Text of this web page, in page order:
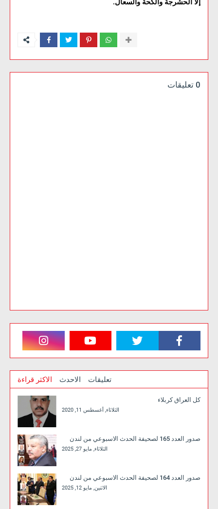
إلا الحشرجة والكحة والسعال.
0 تعليقات
الاكثر قراءة الاحدث تعليقات
كل العراق كربلاء
الثلاثاء, أغسطس 11, 2020
صدور العدد 165 لصحيفة الحدث الاسبوعي من لندن
الثلاثاء, مايو 27, 2025
صدور العدد 164 لصحيفة الحدث الاسبوعي من لندن
الاثنين, مايو 12, 2025